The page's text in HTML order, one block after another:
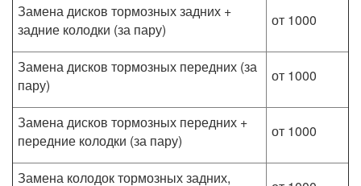
Замена дисков тормозных задних +
задние колодки (за пару)
от 1000
Замена дисков тормозных передних (за
пару)
от 1000
Замена дисков тормозных передних +
передние колодки (за пару)
от 1000
Замена колодок тормозных задних,